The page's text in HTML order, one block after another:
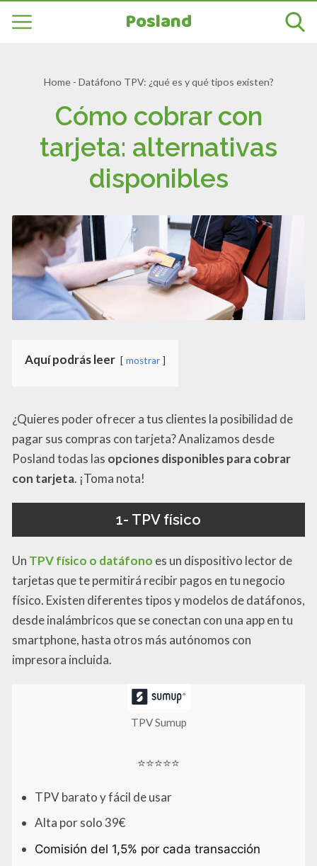
Posland
Home- Datáfono TPV: ¿qué es y qué tipos existen?
Cómo cobrar con
tarjeta: alternativas
disponibles
Aquí podrás leer mostrar
¿Quieres poder ofrecer a tus clientes la posibilidad de
pagar sus compras con tarjeta? Analizamos desde
Posland todas las opciones disponibles para cobrar
con tarjeta. ¡Toma nota!
1- TPV físico
Un TPV físico o datáfono es un dispositivo lector de
tarjetas que te permitirá recibir pagos en tu negocio
físico. Existen diferentes tipos y modelos de datáfonos,
desde inalámbricos que se conectan con una app en tu
smartphone, hasta otros más autónomos con
impresora incluida.
TPV Sumup
⭐⭐⭐⭐⭐
TPV barato y fácil de usar
Alta por solo 39€
Comisión del 1,5% por cada transacción